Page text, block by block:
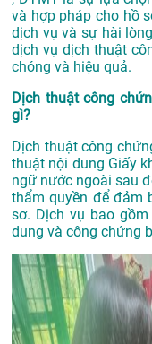
và hợp pháp cho hồ
dịch vụ và sự hài
dịch vụ dịch thuật
chóng và hiệu quả.
Dịch thuật công
gì?
Dịch thuật công
thuật nội dung Giấy
ngữ nước ngoài sau
thẩm quyền để đảm
sơ. Dịch vụ bao
dung và công chứng